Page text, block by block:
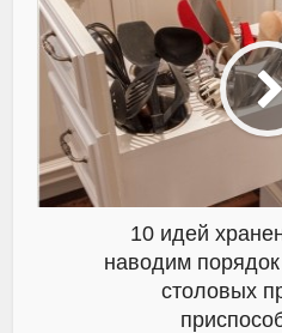
10 идей
наводим порядок
столовых